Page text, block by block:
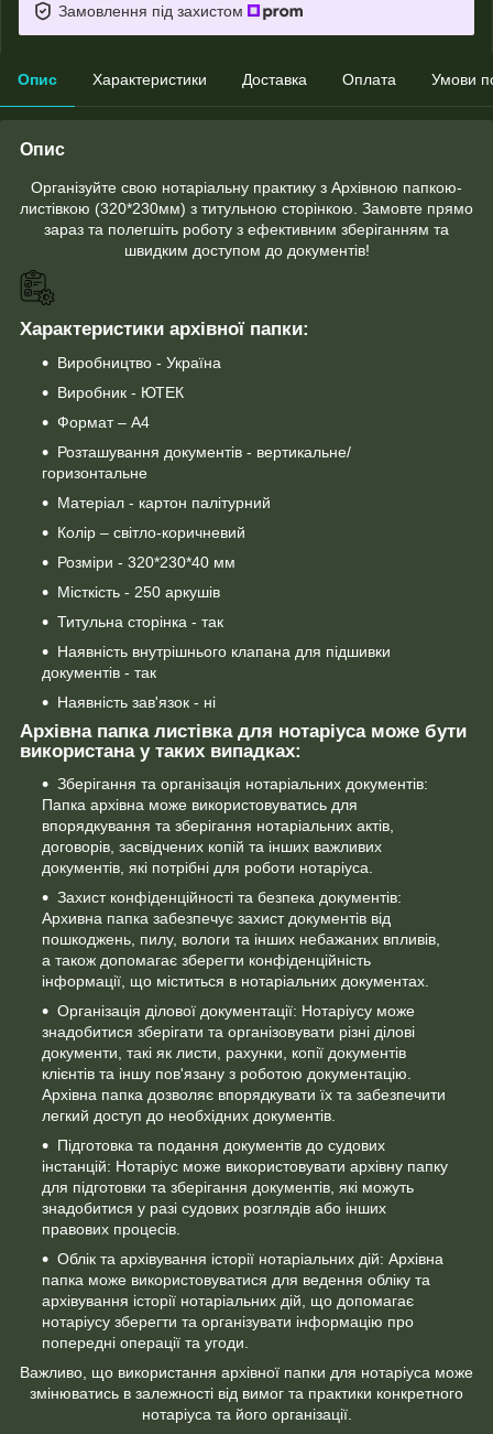
Замовлення під захистом
Опис Характеристики Доставка Оплата Умови
Опис
Організуйте свою нотаріальну практику з Архівною папкою-
листівкою (320*230мм) з титульною сторінкою. Замовте прямо
зараз та полегшіть роботу з ефективним зберіганням та
швидким доступом до документів!
Характеристики архівної папки:
Виробництво - Україна
Виробник - ЮТЕК
Формат – А4
Розташування документів - вертикальне/
горизонтальне
Матеріал - картон палітурний
Колір – світло-коричневий
Розміри - 320*230*40 мм
Місткість - 250 аркушів
Титульна сторінка - так
Наявність внутрішнього клапана для підшивки
документів - так
Наявність зав'язок - ні
Архівна папка листівка для нотаріуса може бути
використана у таких випадках:
Зберігання та організація нотаріальних документів:
Папка архівна може використовуватись для
впорядкування та зберігання нотаріальних актів,
договорів, засвідчених копій та інших важливих
документів, які потрібні для роботи нотаріуса.
Захист конфіденційності та безпека документів:
Архивна папка забезпечує захист документів від
пошкоджень, пилу, вологи та інших небажаних впливів,
а також допомагає зберегти конфіденційність
інформації, що міститься в нотаріальних документах.
Організація ділової документації: Нотаріусу може
знадобитися зберігати та організовувати різні ділові
документи, такі як листи, рахунки, копії документів
клієнтів та іншу пов'язану з роботою документацію.
Архівна папка дозволяє впорядкувати їх та забезпечити
легкий доступ до необхідних документів.
Підготовка та подання документів до судових
інстанцій: Нотаріус може використовувати архівну папку
для підготовки та зберігання документів, які можуть
знадобитися у разі судових розглядів або інших
правових процесів.
Облік та архівування історії нотаріальних дій: Архівна
папка може використовуватися для ведення обліку та
архівування історії нотаріальних дій, що допомагає
нотаріусу зберегти та організувати інформацію про
попередні операції та угоди.
Важливо, що використання архівної папки для нотаріуса може
змінюватись в залежності від вимог та практики конкретного
нотаріуса та його організації.